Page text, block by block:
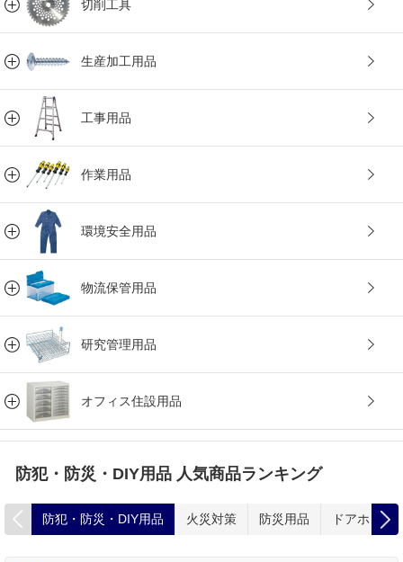
切削工具
生産加工用品
工事用品
作業用品
環境安全用品
物流保管用品
研究管理用品
オフィス住設用品
防犯・防災・DIY用品 人気商品ランキング
防犯・防災・DIY用品 火災対策 防災用品 ドアホン・